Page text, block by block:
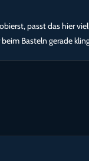
passt das hier
Basteln gerade